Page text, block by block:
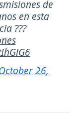
de
en esta
???
26,